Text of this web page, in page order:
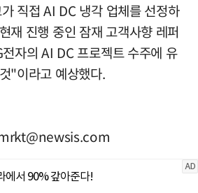
직접 AI DC 냉각 업체를 선정하
재 진행 중인 잠재 고객사향 레퍼
자의 AI DC 프로젝트 수주에 유
"이라고 예상했다.